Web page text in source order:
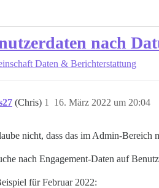
nach
Daten & Berichterstattung
(Chris) 16. März 2022 um 20:04
1
nicht, dass das im Admin-Bereich
nach Engagement-Daten auf
für Februar 2022: